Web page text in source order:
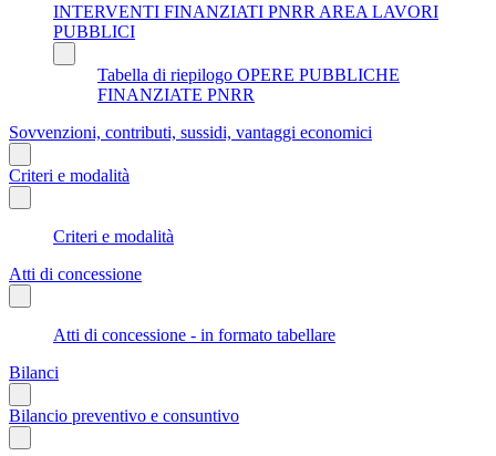
INTERVENTI FINANZIATI PNRR AREA LAVORI
PUBBLICI
Tabella di riepilogo OPERE PUBBLICHE
FINANZIATE PNRR
Sovvenzioni, contributi, sussidi, vantaggi economici
Criteri e modalità
Criteri e modalità
Atti di concessione
Atti di concessione - in formato tabellare
Bilanci
Bilancio preventivo e consuntivo